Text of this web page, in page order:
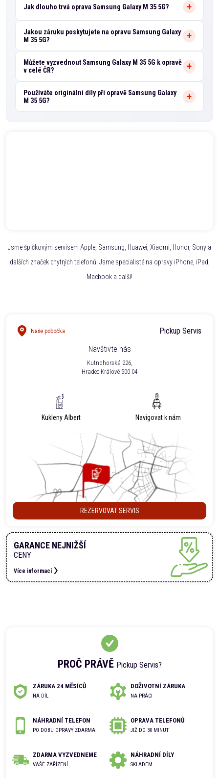
Jak dlouho trvá oprava Samsung Galaxy M 35 5G?
Jakou záruku poskytujete na opravu Samsung Galaxy
M 35 5G?
Můžete vyzvednout Samsung Galaxy M 35 5G k opravě
v celé ČR?
Používáte originální díly při opravě Samsung Galaxy
M 35 5G?
Jsme špičkovým servisem Apple, Samsung, Huawei, Xiaomi, Honor, Sony a
dalších značek chytrých telefonů. Jsme specialisté na opravy iPhone, iPad,
Macbook a další!
PROČ PRÁVĚ Pickup Servis?
ZÁRUKA 24 MĚSÍCŮ
NA DÍL
DOŽIVOTNÍ ZÁRUKA
NA PRÁCI
NÁHRADNÍ TELEFON
PO DOBU OPRAVY ZDARMA
OPRAVA TELEFONŮ
JIŽ DO 30 MINUT
ZDARMA VYZVEDNEME
VAŠE ZAŘÍZENÍ
NÁHRADNÍ DÍLY
SKLADEM
Naše pobočka
Pickup Servis
Navštivte nás
Kutnohorská 226,
Hradec Králové 500 04
Kukleny Albert Navigovat k nám
REZERVOVAT SERVIS
GARANCE NEJNIŽŠÍ
CENY
Více informací